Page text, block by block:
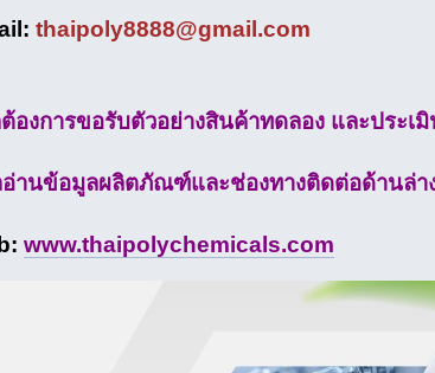
thaipoly8888@gmail.com
องการขอรับตัวอย่างสินค้าทดลอง และประ
านข้อมูลผลิตภัณฑ์และช่องทางติดต่อด้านล่า
www.thaipolychemicals.com